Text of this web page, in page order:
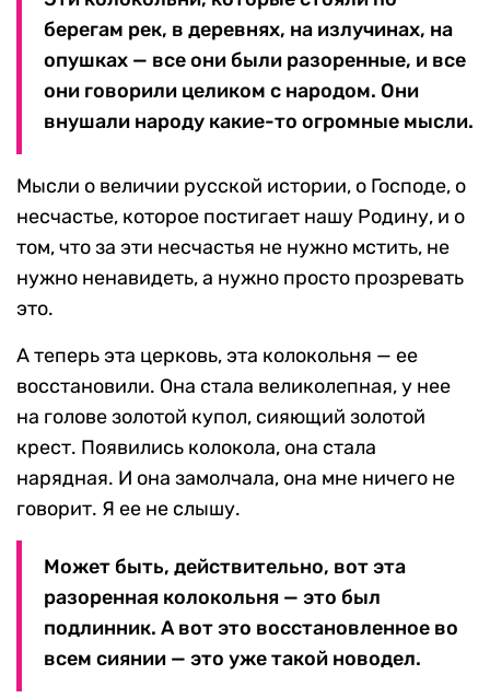
берегам рек, в деревнях, на излучинах, на
опушках — все они были разоренные, и все
они говорили целиком с народом. Они
внушали народу какие-то огромные мысли.
Мысли о величии русской истории, о Господе, о
несчастье, которое постигает нашу Родину, и о
том, что за эти несчастья не нужно мстить, не
нужно ненавидеть, а нужно просто прозревать
это.
А теперь эта церковь, эта колокольня — ее
восстановили. Она стала великолепная, у нее
на голове золотой купол, сияющий золотой
крест. Появились колокола, она стала
нарядная. И она замолчала, она мне ничего не
говорит. Я ее не слышу.
Может быть, действительно, вот эта
разоренная колокольня — это был
подлинник. А вот это восстановленное во
всем сиянии — это уже такой новодел.